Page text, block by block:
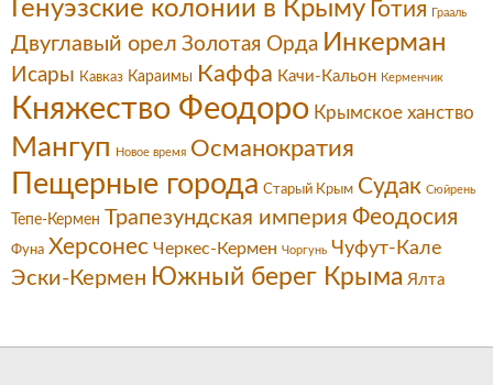
Генуэзские колонии в Крыму Готия Грааль
Двуглавый орел Золотая Орда Инкерман
Исары Кавказ Караимы Каффа Качи-Кальон Керменчик
Княжество Феодоро Крымское ханство
Мангуп Новое время Османократия
Пещерные города Старый Крым Судак Сюйрень
Тепе-Кермен Трапезундская империя Феодосия
Фуна Херсонес Черкес-Кермен Чоргунь Чуфут-Кале
Эски-Кермен Южный берег Крыма Ялта